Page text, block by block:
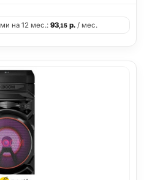
на 12 мес.: 93,15 р. / мес.